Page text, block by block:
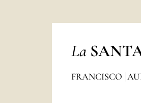
La
FRANCISCO